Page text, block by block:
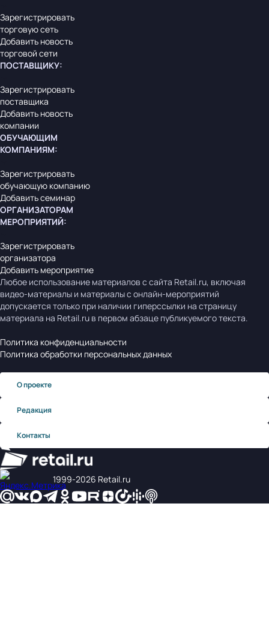
Зарегистрировать
торговую сеть
Добавить новость
торговой сети
ПОСТАВЩИКУ:
Зарегистрировать
поставщика
Добавить новость
компании
ОБУЧАЮЩИМ
КОМПАНИЯМ:
Зарегистрировать
обучающую компанию
Добавить семинар
ОРГАНИЗАТОРАМ
МЕРОПРИЯТИЙ:
Зарегистрировать
организатора
Добавить мероприятие
Любое использование материалов с сайта Retail.ru, включая
видео-материалы и материалы с онлайн-мероприятий
допускается только при наличии гиперссылки на страницу
материала на Retail.ru в первом абзаце публикуемого текста.
Политика конфиденциальности
Политика обработки персональных данных
О проекте
Редакция
Контакты
1999‑2026 Retail.ru